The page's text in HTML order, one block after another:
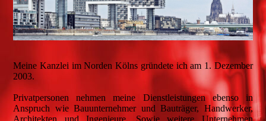
Meine Kanzlei im Norden Kölns gründete ich am 1. Dezember
2003.
Privatpersonen nehmen meine Dienstleistungen ebenso in
Anspruch wie Bauunternehmer und Bauträger, Handwerker,
Architekten und Ingenieure. Sowie weitere Unternehmen